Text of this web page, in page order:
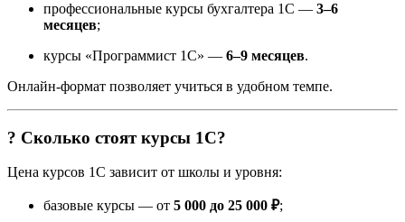
профессиональные курсы бухгалтера 1С — 3–6
месяцев;
курсы «Программист 1С» — 6–9 месяцев.
Онлайн-формат позволяет учиться в удобном темпе.
? Сколько стоят курсы 1С?
Цена курсов 1С зависит от школы и уровня:
базовые курсы — от 5 000 до 25 000 ₽;